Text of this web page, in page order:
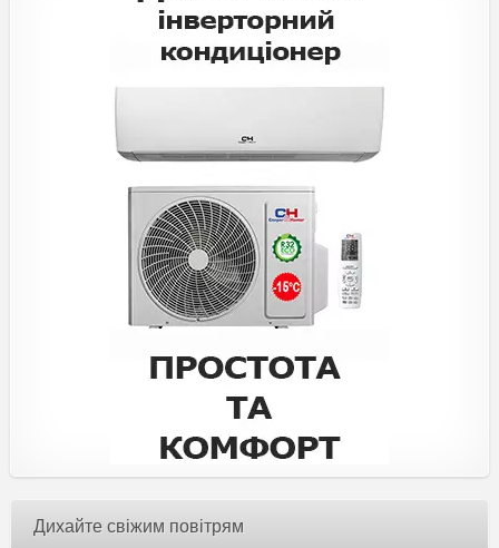
Дихайте свіжим повітрям